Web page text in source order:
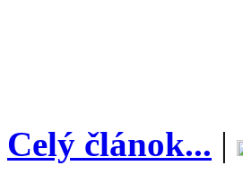
Celý článok... |